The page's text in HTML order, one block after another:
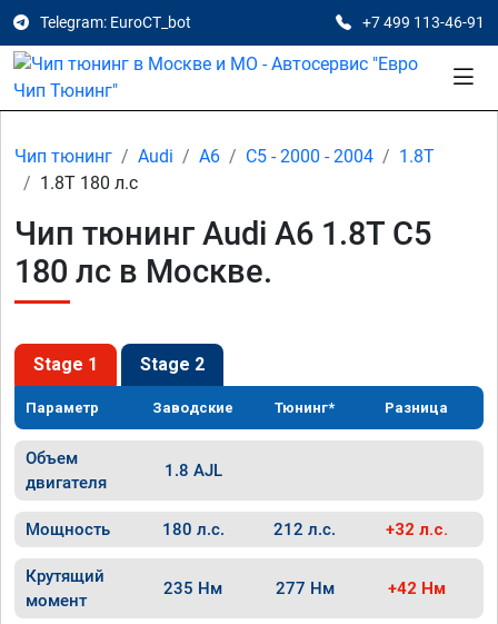
Telegram: EuroCT_bot +7 499 113-46-91
Чип тюнинг Audi A6 C5 - 2000 - 2004
1.8T
1.8T 180 л.с
Чип тюнинг Audi A6 1.8T C5
180 лс в Москве.
Stage 1 Stage 2
Параметр Заводские Тюнинг* Разница
Объем
двигателя
1.8 AJL
Мощность 180 л.с. 212 л.с. +32 л.с.
Крутящий
момент
235 Нм 277 Нм +42 Нм